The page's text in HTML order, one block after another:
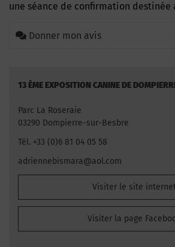
une séance de confirmation destinée
Donner mon avis
13 ÈME EXPOSITION CANINE DE
Parc La Roseraie
03290 Dompierre-sur-Besbre
Tél. +33 (0)6 81 04 05 58
adriennebismara@aol.com
Visiter le site
Visiter la page